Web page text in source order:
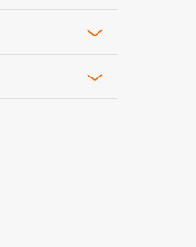
Lichtreflexion
Lichttransmission